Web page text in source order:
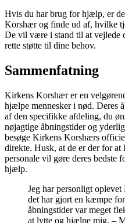
Hvis du har brug for hjælp, er
Korshær og finde ud af, hvilke
De vil være i stand til at vejlede
rette støtte til dine behov.
Sammenfatning
Kirkens Korshær er en
hjælpe mennesker i nød. Deres
af den specifikke afdeling, du
nøjagtige åbningstider og
besøge Kirkens Korshærs
direkte. Husk, at de er der for
personale vil gøre deres bedste
hjælp.
Jeg har personligt
det har gjort en kæmpe
åbningstider var meget
at lytte og hjælpe mig. –